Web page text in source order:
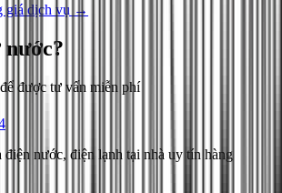
giá dịch vụ →
nước?
được tư vấn miễn phí
nước, điện lạnh tại nhà uy tín hàng